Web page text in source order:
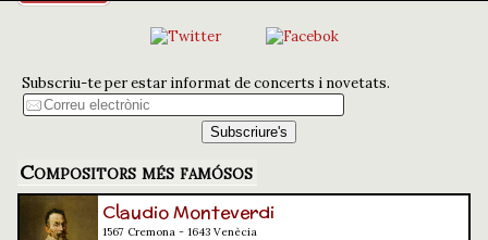
Subscriu-te per estar informat de concerts i novetats.
Compositors més famósos
Claudio Monteverdi
1567 Cremona - 1643 Venècia